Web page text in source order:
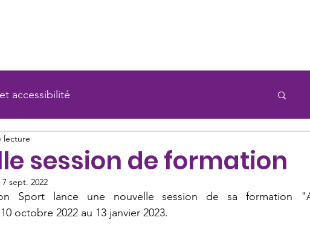
accessibilité
session de formation
lecture
7 sept. 2022
Sport lance une nouvelle session de sa formation
octobre 2022 au 13 janvier 2023.